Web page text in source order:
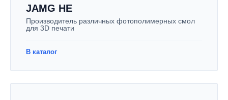
JAMG HE
Производитель различных фотополимерных смол
для 3D печати
В каталог